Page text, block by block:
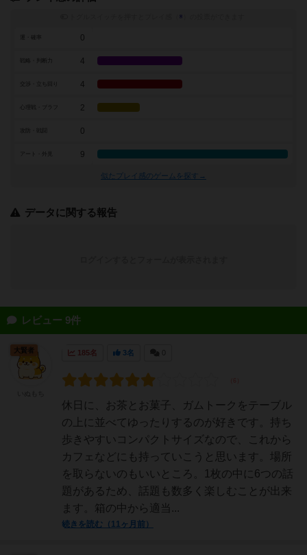
※
0
4
交渉・立ち回り 4
2
0
アート・外見 9
似たプレイ感のゲームを探す→
データに関する報告
レビュー 9件
185名 3名
休日に、お茶とお菓子、ガムトークをテーブル
の上に並べてゆったりするのが好きです。持ち
歩きやすいコンパクトサイズなので、これから
カフェなどにも持っていこうと思います。場所
を取らないのもいいところ。1枚の中に6つの話
題があるため、話題も数多く楽しむことが出来
ます。箱の中から適当...
続きを読む（11ヶ月前）
大賢者